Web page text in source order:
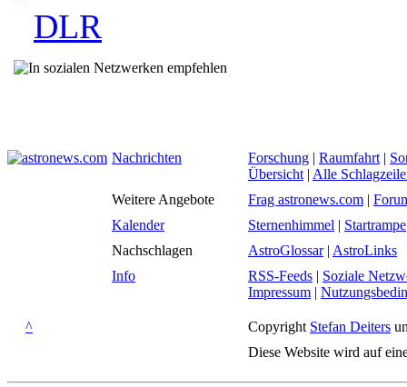
DLR
Nachrichten Forschung | Raumfahrt |
Übersicht | Alle
Weitere Angebote
Frag astronews.com |
Kalender
Sternenhimmel | Startrampe
Nachschlagen
AstroGlossar| AstroLinks
Info
RSS-Feeds | Soziale
Impressum |
^ Copyright Stefan Deiters
Diese Website wird auf